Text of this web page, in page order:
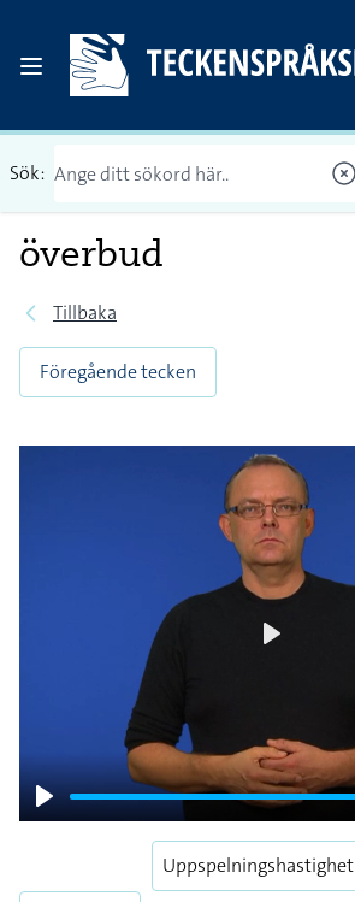
Sök:
överbud
Tillbaka
Föregående tecken
Play
Uppspelningshastighet